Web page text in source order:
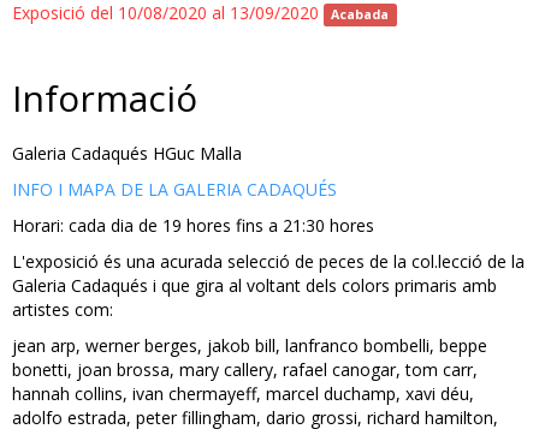
Exposició del 10/08/2020 al 13/09/2020 Acabada
Informació
Galeria Cadaqués HGuc Malla
INFO I MAPA DE LA GALERIA CADAQUÉS
Horari: cada dia de 19 hores fins a 21:30 hores
L'exposició és una acurada selecció de peces de la col.lecció de la
Galeria Cadaqués i que gira al voltant dels colors primaris amb
artistes com:
jean arp, werner berges, jakob bill, lanfranco bombelli, beppe
bonetti, joan brossa, mary callery, rafael canogar, tom carr,
hannah collins, ivan chermayeff, marcel duchamp, xavi déu,
adolfo estrada, peter fillingham, dario grossi, richard hamilton,